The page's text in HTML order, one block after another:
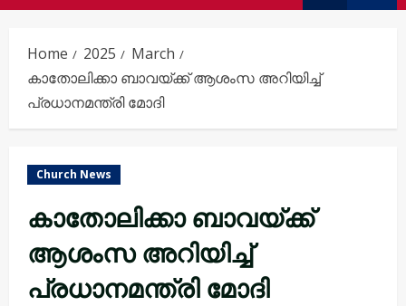
Home 2025
March
കാതോലിക്കാ ബാവയ്ക്ക് ആശംസ അറിയിച്ച്
പ്രധാനമന്ത്രി മോദി
Church News
കാതോലിക്കാ ബാവയ്ക്ക്
ആശംസ അറിയിച്ച്
പ്രധാനമന്ത്രി മോദി